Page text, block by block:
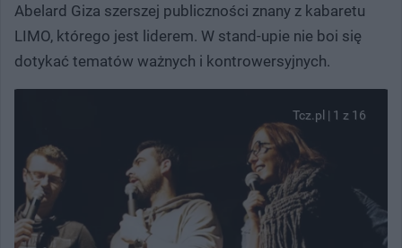
Abelard Giza szerszej publiczności znany z kabaretu
LIMO, którego jest liderem. W stand-upie nie boi się
dotykać tematów ważnych i kontrowersyjnych.
Tcz.pl | 1 z 16